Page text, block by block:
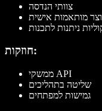
צוותי הנדסה
מותאמות אישית
ניתנות לתכנות
חוזקות:
ממשקי API
שליטה בתהליכים
גמישות למפתחים